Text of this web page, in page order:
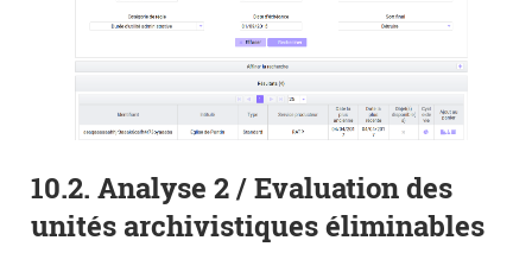
10.2. Analyse 2 / Evaluation des
unités archivistiques éliminables